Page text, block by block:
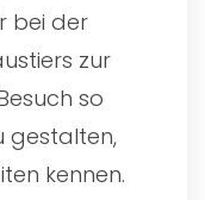
bei der
zur
so
gestalten,
kennen.